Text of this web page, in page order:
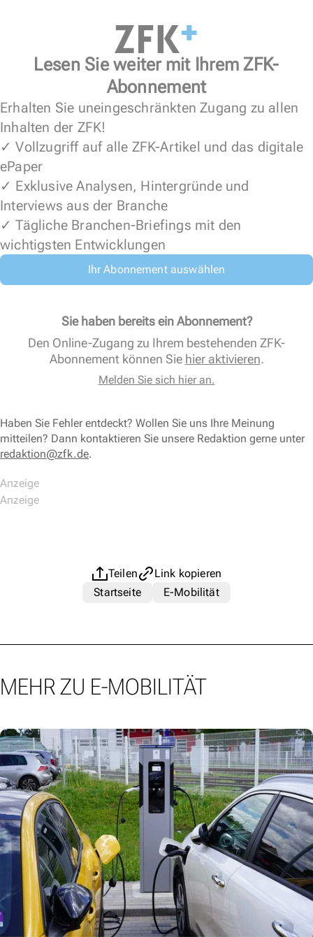
Lesen Sie weiter mit Ihrem ZFK-
Abonnement
Erhalten Sie uneingeschränkten Zugang zu allen
Inhalten der ZFK!
✓ Vollzugriff auf alle ZFK-Artikel und das digitale
ePaper
✓ Exklusive Analysen, Hintergründe und
Interviews aus der Branche
✓ Tägliche Branchen-Briefings mit den
wichtigsten Entwicklungen
Ihr Abonnement auswählen
Sie haben bereits ein Abonnement?
Den Online-Zugang zu Ihrem bestehenden ZFK-
Abonnement können Sie hier aktivieren.
Melden Sie sich hier an.
Haben Sie Fehler entdeckt? Wollen Sie uns Ihre Meinung
mitteilen? Dann kontaktieren Sie unsere Redaktion gerne unter
redaktion@zfk.de.
Teilen
Link kopieren
Startseite
E-Mobilität
MEHR ZU E-MOBILITÄT